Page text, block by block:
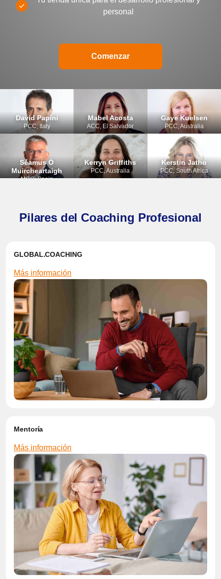
personal
Comenzar
David Papini
PCC, Italy
Mabel Acosta
ACC, El Salvador
Gaye Kuelsen
PCC, Australia
Séamus Ó
Muircheartaigh
MCC, Spain
Kerryn Griffiths
PCC, Australia
Kerstin Jatho
PCC, South Africa
Pilares del Coaching Profesional
GLOBAL.COACHING
Más información
Mentoría
Más información